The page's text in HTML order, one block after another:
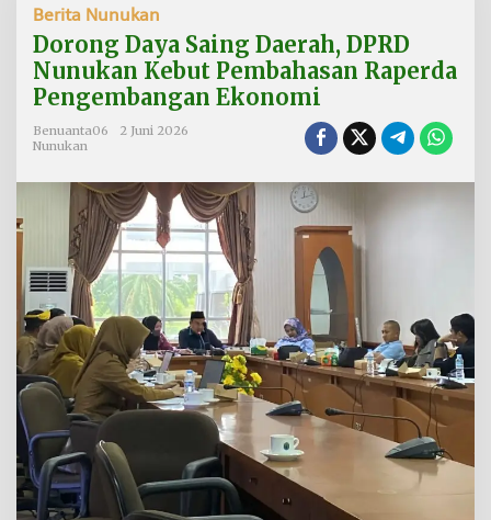
o
n
g
D
y
a
i
n
g
D
a
e
r
a
h
,
D
D
N
Berita Nunukan
Dorong Daya Saing Daerah, DPRD
Nunukan Kebut Pembahasan Raperda
Pengembangan Ekonomi
Benuanta06
2 Juni 2026
Nunukan